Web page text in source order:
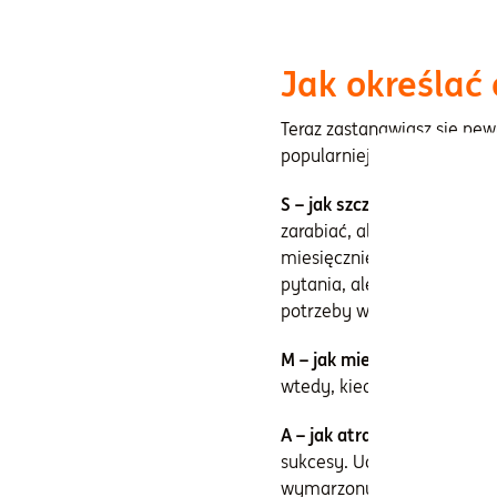
Jak określać
Teraz zastanawiasz się
popularniejszych metod
S – jak szczegółowy
.
zarabiać, aby móc tak
miesięcznie odkładać,
pytania, ale rozpisując
potrzeby wprowadzić plan
M – jak mierzalny
. Każdy
wtedy, kiedy na Twoim
A – jak atrakcyjny
. Żeby
sukcesy. Udało Ci się
wymarzony komputer,